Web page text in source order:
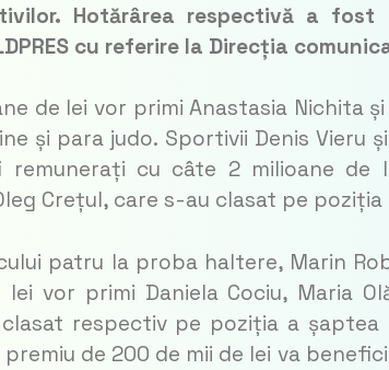
Hotărârea respectivă a
cu referire la Direcția
de lei vor primi Anastasia Nichita
și para judo. Sportivii Denis Vieru
cu câte 2 milioane de
Crețul, care s-au clasat pe
patru la proba haltere, Marin
vor primi Daniela Cociu, Maria
respectiv pe poziția a
premiu de 200 de mii de lei va